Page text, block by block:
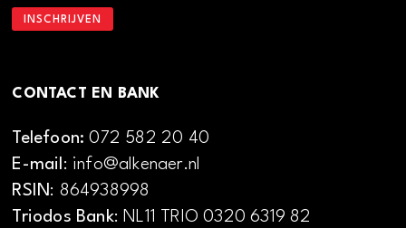
CONTACT EN BANK
Telefoon:072 582 20 40
E-mail: info@alkenaer.nl
RSIN: 864938998
Triodos Bank: NL11 TRIO 0320 6319 82